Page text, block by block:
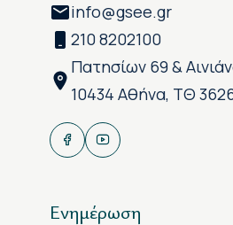
info@gsee.gr
210 8202100
Πατησίων 69 &
10434 Αθήνα, ΤΘ
Ενημέρωση